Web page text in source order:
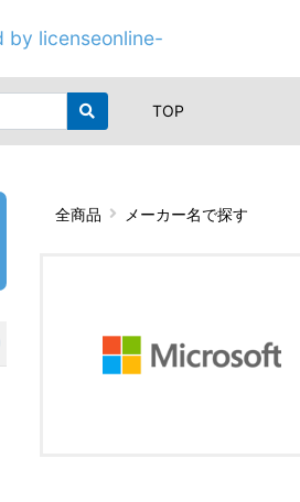
by licenseonline-
TOP
全商品 メーカー名で探す